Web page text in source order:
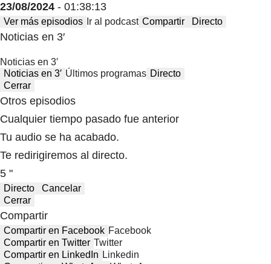
23/08/2024 - 01:38:13
Ver más episodios Ir al podcast Compartir Directo
Noticias en 3′
Noticias en 3′
Noticias en 3′ Últimos programas Directo
Cerrar
Otros episodios
Cualquier tiempo pasado fue anterior
Tu audio se ha acabado.
Te redirigiremos al directo.
5 "
Directo
Cancelar
Cerrar
Compartir
Compartir en Facebook Facebook
Compartir en Twitter Twitter
Compartir en LinkedIn Linkedin